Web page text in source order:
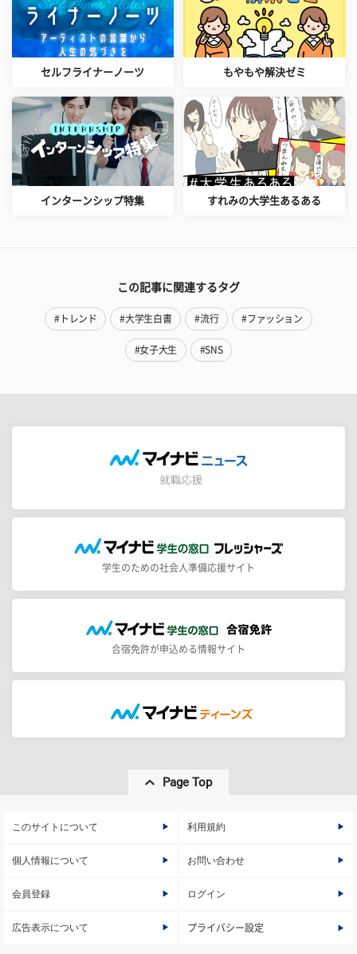
セルフライナーノーツ もやもや解決ゼミ
インターンシップ特集 すれみの大学生あるある
この記事に関連するタグ
#トレンド #大学生白書 #流行 #ファッション
#女子大生 #SNS
学生のための社会人準備応援サイト
合宿免許が申込める情報サイト
Page Top
このサイトについて 利用規約
個人情報について お問い合わせ
会員登録 ログイン
広告表示について プライバシー設定